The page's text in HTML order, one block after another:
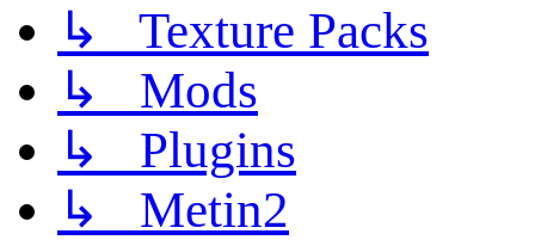
↳ Texture Packs
↳ Mods
↳ Plugins
↳ Metin2